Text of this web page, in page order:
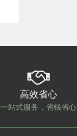
高效省心
一站式服务，省钱省心